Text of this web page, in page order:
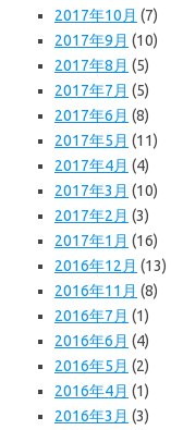
2017年10月 (7)
2017年9月 (10)
2017年8月 (5)
2017年7月 (5)
2017年6月 (8)
2017年5月 (11)
2017年4月 (4)
2017年3月 (10)
2017年2月 (3)
2017年1月 (16)
2016年12月 (13)
2016年11月 (8)
2016年7月 (1)
2016年6月 (4)
2016年5月 (2)
2016年4月 (1)
2016年3月 (3)